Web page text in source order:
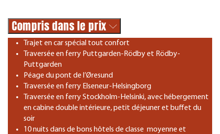
Compris dans le prix
Trajet en car spécial tout confort
Traversée en ferry Puttgarden-Rödby et Rödby-
Puttgarden
Péage du pont de l’Øresund
Traversée en ferry Elseneur-Helsingborg
Traversée en ferry Stockholm-Helsinki, avec hébergement
en cabine double intérieure, petit déjeuner et buffet du
soir
10 nuits dans de bons hôtels de classe moyenne et